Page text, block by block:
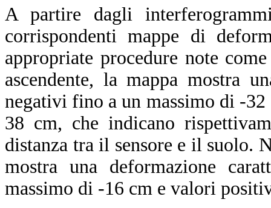
A partire dagli
corrispondenti mappe di
appropriate procedure note
ascendente, la mappa mostra
negativi fino a un massimo di -
38 cm, che indicano
distanza tra il sensore e il suolo.
mostra una deformazione
massimo di -16 cm e valori